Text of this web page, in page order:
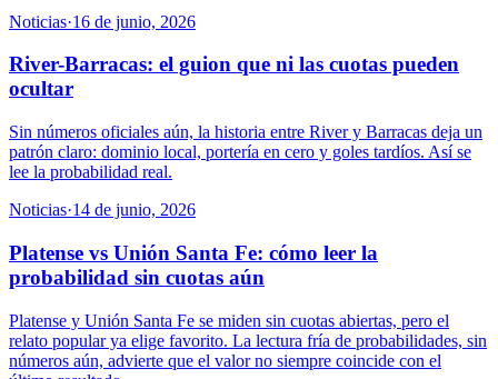
Noticias·16 de junio, 2026
River-Barracas: el guion que ni las cuotas pueden
ocultar
Sin números oficiales aún, la historia entre River y Barracas deja un
patrón claro: dominio local, portería en cero y goles tardíos. Así se
lee la probabilidad real.
Noticias·14 de junio, 2026
Platense vs Unión Santa Fe: cómo leer la
probabilidad sin cuotas aún
Platense y Unión Santa Fe se miden sin cuotas abiertas, pero el
relato popular ya elige favorito. La lectura fría de probabilidades, sin
números aún, advierte que el valor no siempre coincide con el